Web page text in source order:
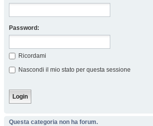
Password:
Ricordami
Nascondi il mio stato per questa sessione
Questa categoria non ha forum.